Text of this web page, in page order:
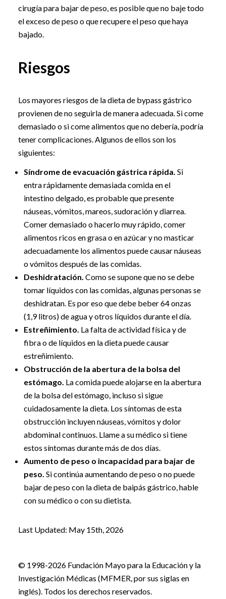
cirugía para bajar de peso, es posible que no baje todo
el exceso de peso o que recupere el peso que haya
bajado.
Riesgos
Los mayores riesgos de la dieta de bypass gástrico
provienen de no seguirla de manera adecuada. Si come
demasiado o si come alimentos que no debería, podría
tener complicaciones. Algunos de ellos son los
siguientes:
Síndrome de evacuación gástrica rápida. Si
entra rápidamente demasiada comida en el
intestino delgado, es probable que presente
náuseas, vómitos, mareos, sudoración y diarrea.
Comer demasiado o hacerlo muy rápido, comer
alimentos ricos en grasa o en azúcar y no masticar
adecuadamente los alimentos puede causar náuseas
o vómitos después de las comidas.
Deshidratación. Como se supone que no se debe
tomar líquidos con las comidas, algunas personas se
deshidratan. Es por eso que debe beber 64 onzas
(1,9 litros) de agua y otros líquidos durante el día.
Estreñimiento. La falta de actividad física y de
fibra o de líquidos en la dieta puede causar
estreñimiento.
Obstrucción de la abertura de la bolsa del
estómago. La comida puede alojarse en la abertura
de la bolsa del estómago, incluso si sigue
cuidadosamente la dieta. Los síntomas de esta
obstrucción incluyen náuseas, vómitos y dolor
abdominal continuos. Llame a su médico si tiene
estos síntomas durante más de dos días.
Aumento de peso o incapacidad para bajar de
peso. Si continúa aumentando de peso o no puede
bajar de peso con la dieta de baipás gástrico, hable
con su médico o con su dietista.
Last Updated: May 15th, 2026
© 1998-2026 Fundación Mayo para la Educación y la
Investigación Médicas (MFMER, por sus siglas en
inglés). Todos los derechos reservados.